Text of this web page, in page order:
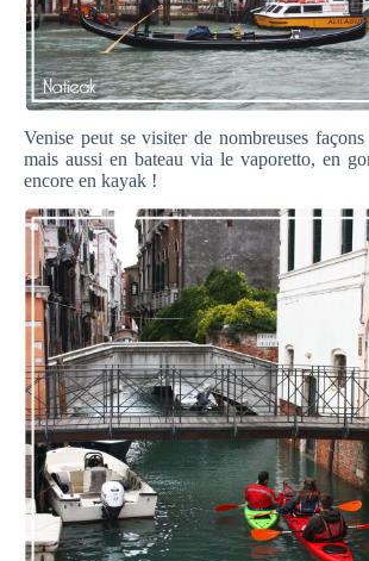
Venise peut se visiter de nombreuses
mais aussi en bateau via le vaporetto, en
encore en kayak !